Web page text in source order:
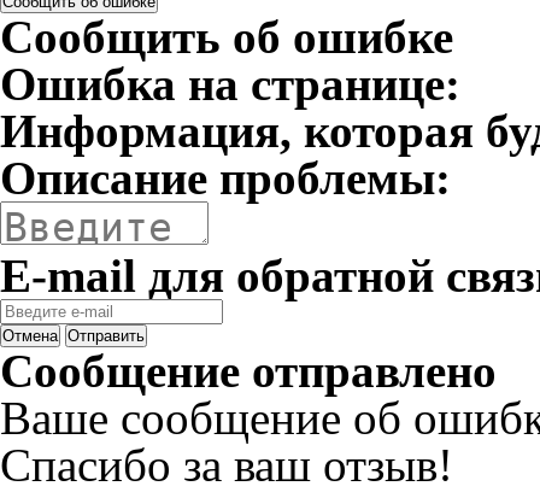
Сообщить об ошибке
Ошибка на странице:
Информация, которая
Описание проблемы:
E-mail для обратной
Отмена Отправить
Сообщение отправлено
Ваше сообщение об
Спасибо за ваш отзыв!